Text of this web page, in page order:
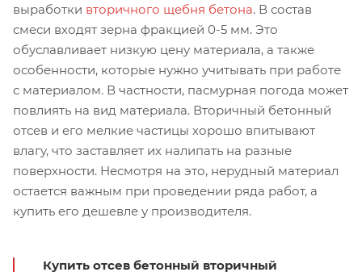
выработки вторичного щебня бетона. В состав
смеси входят зерна фракцией 0-5 мм. Это
обуславливает низкую цену материала, а также
особенности, которые нужно учитывать при работе
с материалом. В частности, пасмурная погода может
повлиять на вид материала. Вторичный бетонный
отсев и его мелкие частицы хорошо впитывают
влагу, что заставляет их налипать на разные
поверхности. Несмотря на это, нерудный материал
остается важным при проведении ряда работ, а
купить его дешевле у производителя.
Купить отсев бетонный вторичный